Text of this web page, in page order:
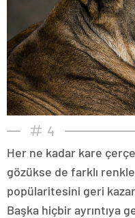
4
Her ne kadar kare
gözükse de farklı
popülaritesini geri
Başka hiçbir ayrıntıya